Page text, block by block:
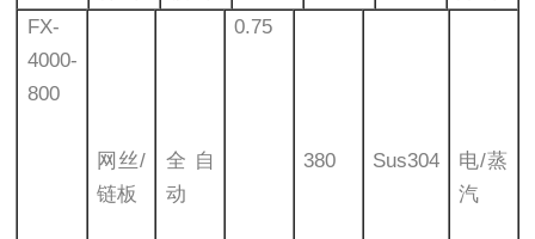
FX-
4000-
800
网丝/
链板
全自
动
0.75
380 Sus304
电/蒸
汽